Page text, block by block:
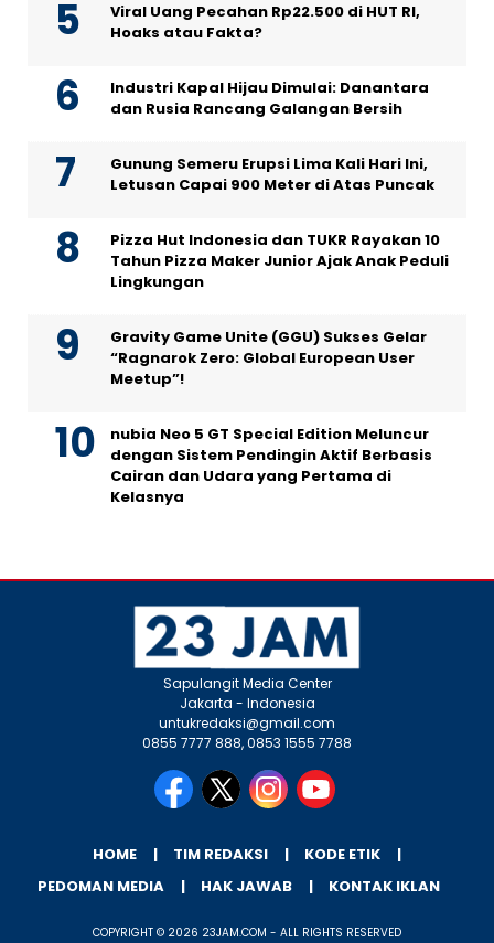
Viral Uang Pecahan Rp22.500 di HUT RI,
Hoaks atau Fakta?
Industri Kapal Hijau Dimulai: Danantara
dan Rusia Rancang Galangan Bersih
Gunung Semeru Erupsi Lima Kali Hari Ini,
Letusan Capai 900 Meter di Atas Puncak
Pizza Hut Indonesia dan TUKR Rayakan 10
Tahun Pizza Maker Junior Ajak Anak Peduli
Lingkungan
Gravity Game Unite (GGU) Sukses Gelar
“Ragnarok Zero: Global European User
Meetup”!
nubia Neo 5 GT Special Edition Meluncur
dengan Sistem Pendingin Aktif Berbasis
Cairan dan Udara yang Pertama di
Kelasnya
Sapulangit Media Center
Jakarta - Indonesia
untukredaksi@gmail.com
0855 7777 888, 0853 1555 7788
HOME TIM REDAKSI
KODE ETIK
PEDOMAN MEDIA
HAK JAWAB KONTAK IKLAN
COPYRIGHT © 2026 23JAM.COM - ALL RIGHTS RESERVED